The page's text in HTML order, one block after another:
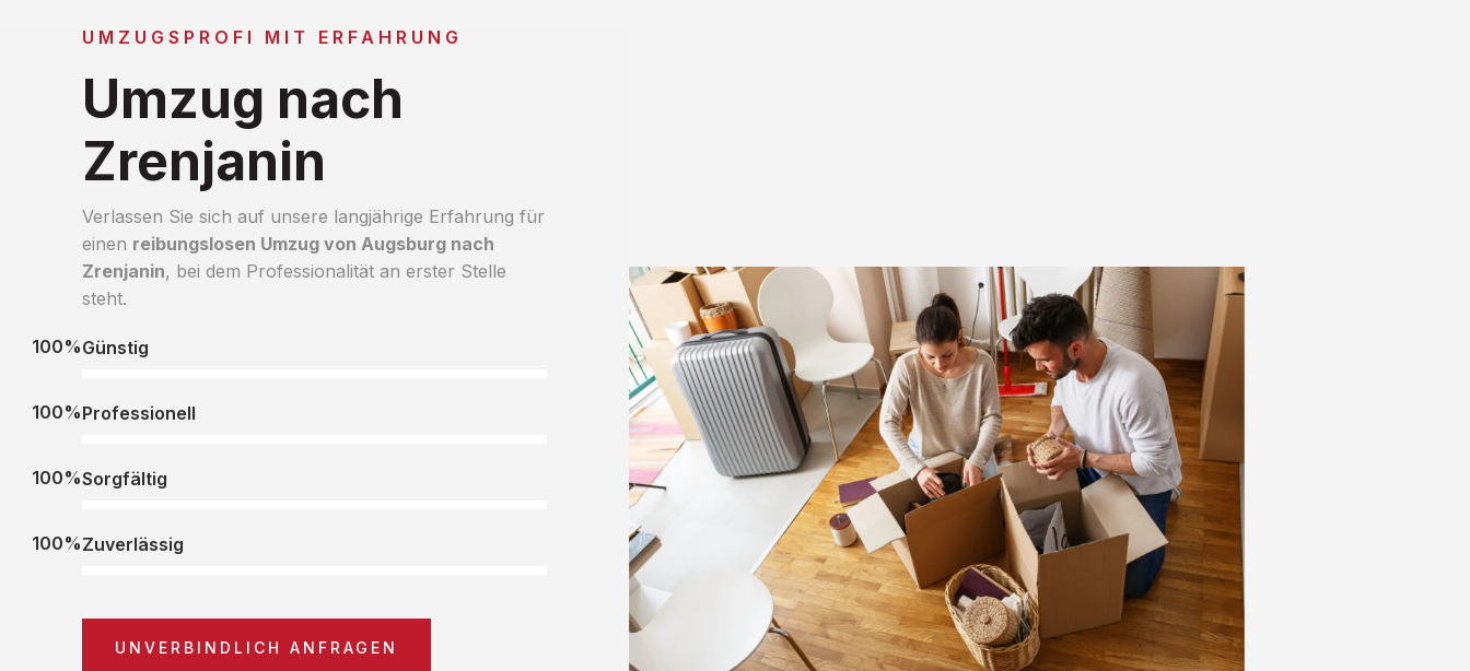
UMZUGSPROFI MIT ERFAHRUNG
Umzug nach
Zrenjanin
Verlassen Sie sich auf unsere langjährige Erfahrung für
einen reibungslosen Umzug von Augsburg nach
Zrenjanin, bei dem Professionalität an erster Stelle
steht.
Günstig
100%
Professionell
100%
Sorgfältig
100%
Zuverlässig
100%
UNVERBINDLICH ANFRAGEN